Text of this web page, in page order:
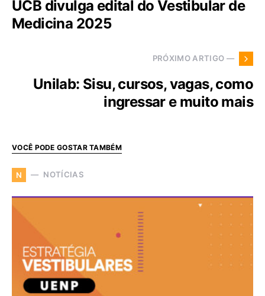
UCB divulga edital do Vestibular de
Medicina 2025
PRÓXIMO ARTIGO —
Unilab: Sisu, cursos, vagas, como
ingressar e muito mais
VOCÊ PODE GOSTAR TAMBÉM
N NOTÍCIAS